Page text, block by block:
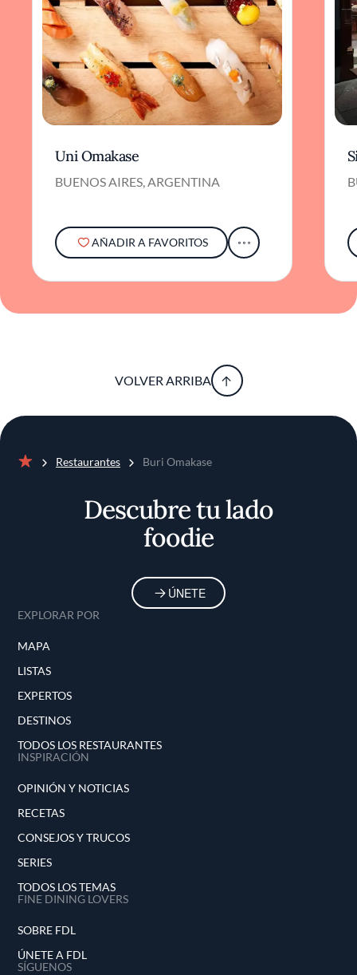
Uni Omakase
BUENOS AIRES, ARGENTINA
AÑADIR A FAVORITOS
VOLVER ARRIBA
Restaurantes Buri Omakase
Descubre tu lado
foodie
ÚNETE
EXPLORAR POR
MAPA
LISTAS
EXPERTOS
DESTINOS
TODOS LOS RESTAURANTES
INSPIRACIÓN
OPINIÓN Y NOTICIAS
RECETAS
CONSEJOS Y TRUCOS
SERIES
TODOS LOS TEMAS
FINE DINING LOVERS
SOBRE FDL
ÚNETE A FDL
SÍGUENOS